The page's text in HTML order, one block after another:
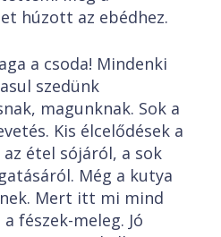
húzott az ebédhez.
a csoda! Mindenki
szedünk
magunknak. Sok a
Kis élcelődések a
étel sójáról, a sok
Még a kutya
Mert itt mi mind
fészek-meleg. Jó